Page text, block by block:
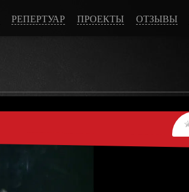
РЕПЕРТУАР ПРОЕКТЫ ОТЗЫВЫ